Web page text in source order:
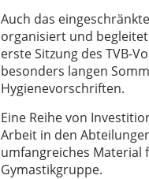
Auch das
organisiert und
erste Sitzung des TVB-
besonders langen
Hygienevorschriften.
Eine Reihe von
Arbeit in den
umfangreiches
Gymastikgruppe.